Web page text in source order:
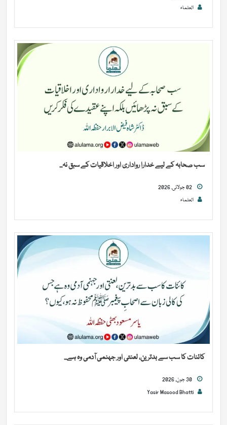
العلماء
سب صحابہ کے لیے خدارا رواداری اور اخلاقیات کے سبق نہ...
العلماء
کائنات کا سب سے بدترین، لعنتی اور جہنمی آدمی وہ ہے...
Yasir Masood Bhatti